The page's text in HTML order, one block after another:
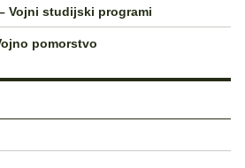
Vojni studijski programi
pomorstvo